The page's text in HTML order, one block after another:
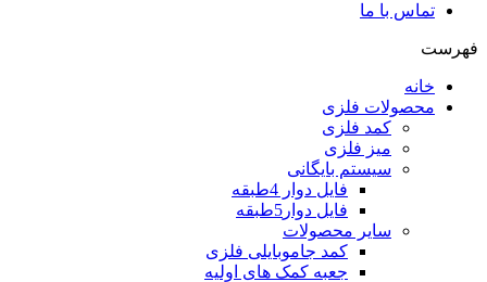
تماس با ما
فهرست
خانه
محصولات فلزی
کمد فلزی
میز فلزی
سیستم بایگانی
فایل دوار 4طبقه
فایل دوار5طبقه
سایر محصولات
کمد جاموبایلی فلزی
جعبه کمک های اولیه